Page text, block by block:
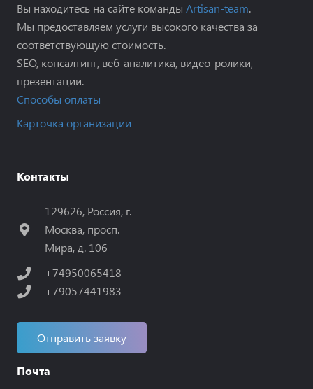
Вы находитесь на сайте команды Artisan-team.
Мы предоставляем услуги высокого качества за
соответствующую стоимость.
SEO, консалтинг, веб-аналитика, видео-ролики,
презентации.
Способы оплаты
Карточка организации
Контакты
129626, Россия, г.
Москва, просп.
Мира, д. 106
+74950065418
+79057441983
Отправить заявку
Почта